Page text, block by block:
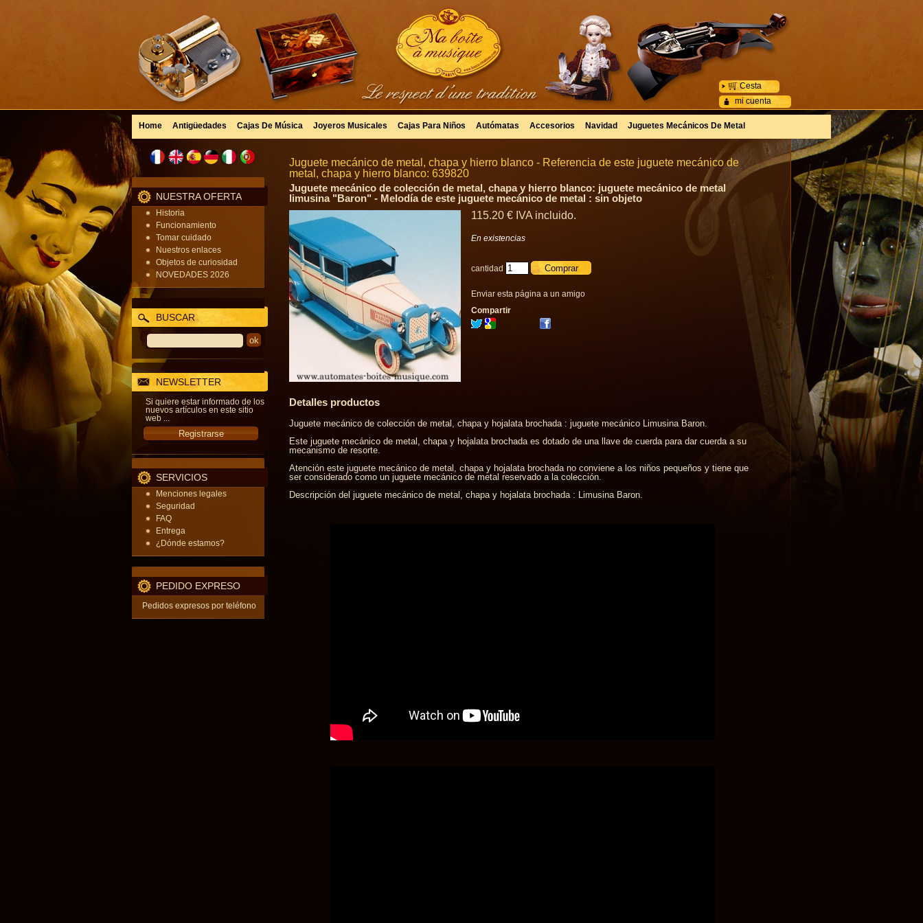
mi cuenta
Cesta
Home Antigüedades Cajas De Música Joyeros Musicales Cajas Para Niños Autómatas Accesorios Navidad Juguetes Mecánicos De Metal
NUESTRA OFERTA
Historia
Funcionamiento
Tomar cuidado
Nuestros enlaces
Objetos de curiosidad
NOVEDADES 2026
BUSCAR
NEWSLETTER
Si quiere estar informado de los
nuevos artículos en este sitio
web ...
SERVICIOS
Menciones legales
Seguridad
FAQ
Entrega
¿Dónde estamos?
PEDIDO EXPRESO
Pedidos expresos por teléfono
Juguete mecánico de metal, chapa y hierro blanco - Referencia de este juguete mecánico de
metal, chapa y hierro blanco: 639820
Juguete mecánico de colección de metal, chapa y hierro blanco: juguete mecánico de metal
limusina "Baron" - Melodía de este juguete mecánico de metal : sin objeto
115.20 € IVA incluido.
En existencias
cantidad
Enviar esta página a un amigo
Compartir
Detalles productos
Juguete mecánico de colección de metal, chapa y hojalata brochada : juguete mecánico Limusina Baron.
Este juguete mecánico de metal, chapa y hojalata brochada es dotado de una llave de cuerda para dar cuerda a su
mecanismo de resorte.
Atención este juguete mecánico de metal, chapa y hojalata brochada no conviene a los niños pequeños y tiene que
ser considerado como un juguete mecánico de metal reservado a la colección.
Descripción del juguete mecánico de metal, chapa y hojalata brochada : Limusina Baron.